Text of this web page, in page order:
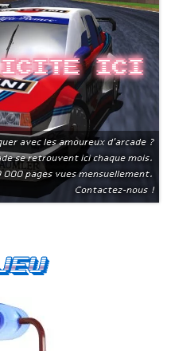
ici
avec les amoureux d'arcade ?
se retrouvent ici chaque mois.
000 pages vues mensuellement.
Contactez-nous !